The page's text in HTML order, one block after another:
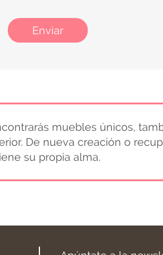
Enviar
muebles únicos,
De nueva creación o
su propia alma.